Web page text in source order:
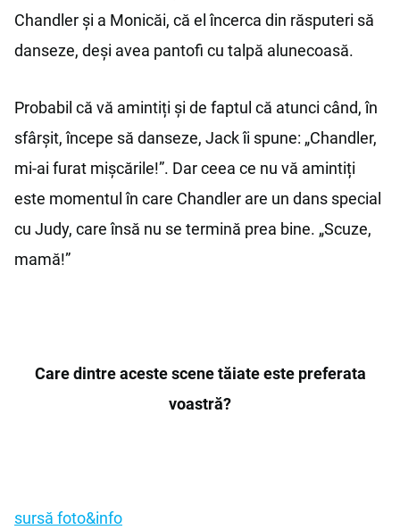
Chandler și a Monicăi, că el încerca din răsputeri să
danseze, deși avea pantofi cu talpă alunecoasă.
Probabil că vă amintiți și de faptul că atunci când, în
sfârșit, începe să danseze, Jack îi spune: „Chandler,
mi-ai furat mișcările!”. Dar ceea ce nu vă amintiți
este momentul în care Chandler are un dans special
cu Judy, care însă nu se termină prea bine. „Scuze,
mamă!”
Care dintre aceste scene tăiate este preferata
voastră?
sursă foto&info